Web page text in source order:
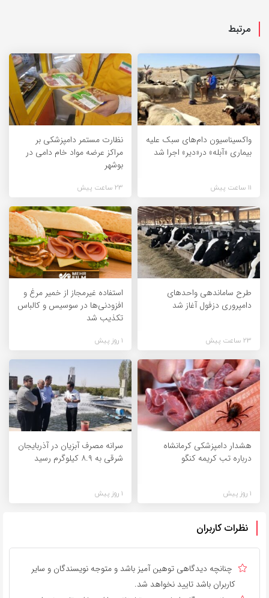
مرتبط
واکسیناسیون دام‌های سبک علیه
بیماری «آبله» در«دیر» اجرا شد
11 ساعت پیش
نظارت مستمر دامپزشکی بر
مراکز عرضه مواد خام دامی در
بوشهر
23 ساعت پیش
طرح ساماندهی واحدهای
دامپروری دزفول آغاز شد
23 ساعت پیش
استفاده غیرمجاز از خمیر مرغ و
افزودنی‌ها در سوسیس و کالباس
تکذیب شد
1 روز پیش
هشدار دامپزشکی کرمانشاه
درباره تب کریمه کنگو
1 روز پیش
سرانه مصرف آبزیان در آذربایجان
شرقی به ۸.۹ کیلوگرم رسید
1 روز پیش
نظرات کاربران
چنانچه دیدگاهی توهین آمیز باشد و متوجه نویسندگان و سایر
کاربران باشد تایید نخواهد شد.